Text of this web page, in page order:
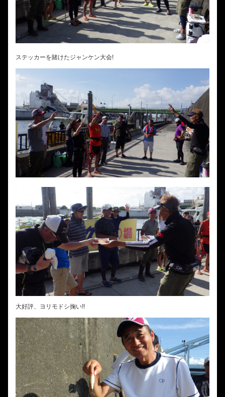
ステッカーを賭けたジャンケン大会!
大好評、ヨリモドシ掬い!!